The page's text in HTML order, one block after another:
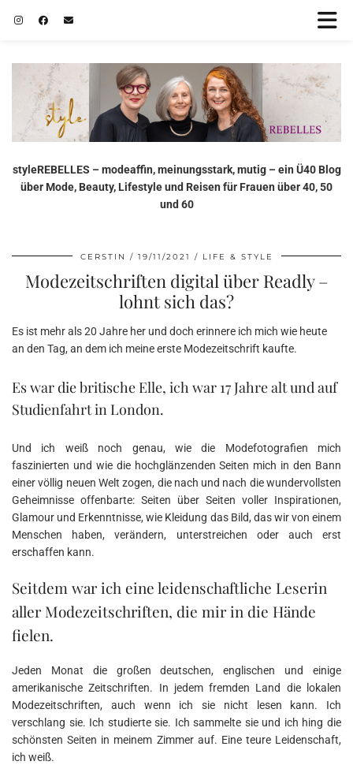
styleREBELLES – modeaffin, meinungsstark, mutig – ein Ü40 Blog
über Mode, Beauty, Lifestyle und Reisen für Frauen über 40, 50
und 60
CERSTIN 19/11/2021 LIFE & STYLE
Modezeitschriften digital über Readly –
lohnt sich das?
Es ist mehr als 20 Jahre her und doch erinnere ich mich wie heute
an den Tag, an dem ich meine erste Modezeitschrift kaufte.
Es war die britische Elle, ich war 17 Jahre alt und auf
Studienfahrt in London.
Und ich weiß noch genau, wie die Modefotografien mich
faszinierten und wie die hochglänzenden Seiten mich in den Bann
einer völlig neuen Welt zogen, die nach und nach die wundervollsten
Geheimnisse offenbarte: Seiten über Seiten voller Inspirationen,
Glamour und Erkenntnisse, wie Kleidung das Bild, das wir von einem
Menschen haben, verändern, unterstreichen oder auch erst
erschaffen kann.
Seitdem war ich eine leidenschaftliche Leserin
aller Modezeitschriften, die mir in die Hände
fielen.
Jeden Monat die großen deutschen, englischen und einige
amerikanische Zeitschriften. In jedem fremden Land die lokalen
Modezeitschriften, auch wenn ich sie nicht lesen kann. Ich
verschlang sie. Ich studierte sie. Ich sammelte sie und ich hing die
schönsten Seiten in meinem Zimmer auf. Eine teure Leidenschaft,
ich weiß.